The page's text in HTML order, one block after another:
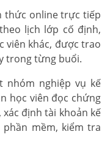
thức online trực tiếp
lịch lớp cố định,
viên khác, được trao
trong từng buổi.
nhóm nghiệp vụ kế
học viên đọc chứng
định tài khoản kế
mềm, kiểm tra